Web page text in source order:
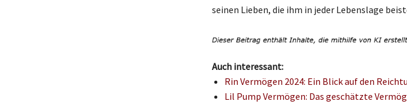
seinen Lieben, die ihm in jeder Lebenslage
Auch interessant:
Rin Vermögen 2024: Ein Blick auf den
Lil Pump Vermögen: Das geschätzte